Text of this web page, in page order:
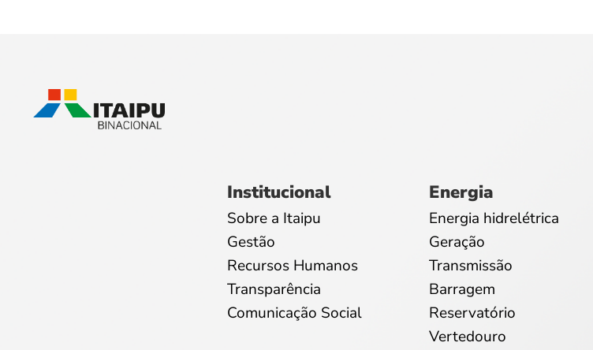
Institucional
Sobre a Itaipu
Gestão
Recursos Humanos
Transparência
Comunicação Social
Energia
Energia hidrelétrica
Geração
Transmissão
Barragem
Reservatório
Vertedouro